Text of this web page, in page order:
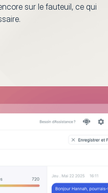
sur le fauteuil, ce qui